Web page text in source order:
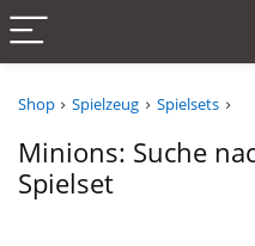
Shop Spielzeug Spielsets
Minions: Suche
Spielset